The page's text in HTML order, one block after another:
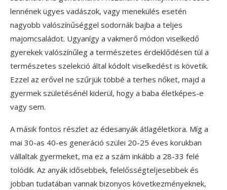
lennének ügyes vadászok, vagy menekülés esetén
nagyobb valószínűséggel sodornák bajba a teljes
majomcsaládot. Ugyanígy a vakmerő módon viselkedő
gyerekek valószínűleg a természetes érdeklődésen túl a
természetes szelekció által kódolt viselkedést is követik.
Ezzel az erővel ne szűrjük többé a terhes nőket, majd a
gyermek születésénél kiderül, hogy a baba életképes-e
vagy sem.
A másik fontos részlet az édesanyák átlagéletkora. Míg a
mai 30-as 40-es generáció szülei 20-25 éves korukban
vállaltak gyermeket, ma ez a szám inkább a 28-33 felé
tolódik. Az anyák idősebbek, felelősségteljesebbek és
jobban tudatában vannak bizonyos következményeknek,